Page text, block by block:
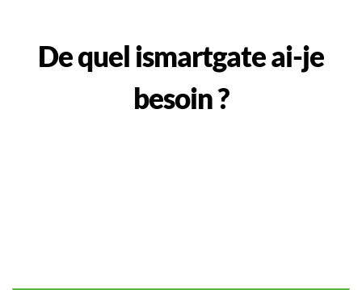
De quel ismartgate ai-je
besoin ?